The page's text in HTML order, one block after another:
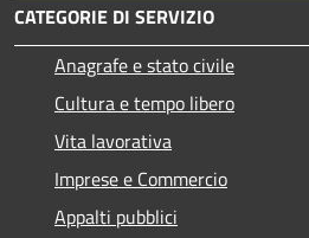
CATEGORIE DI SERVIZIO
Anagrafe e stato civile
Cultura e tempo libero
Vita lavorativa
Imprese e Commercio
Appalti pubblici